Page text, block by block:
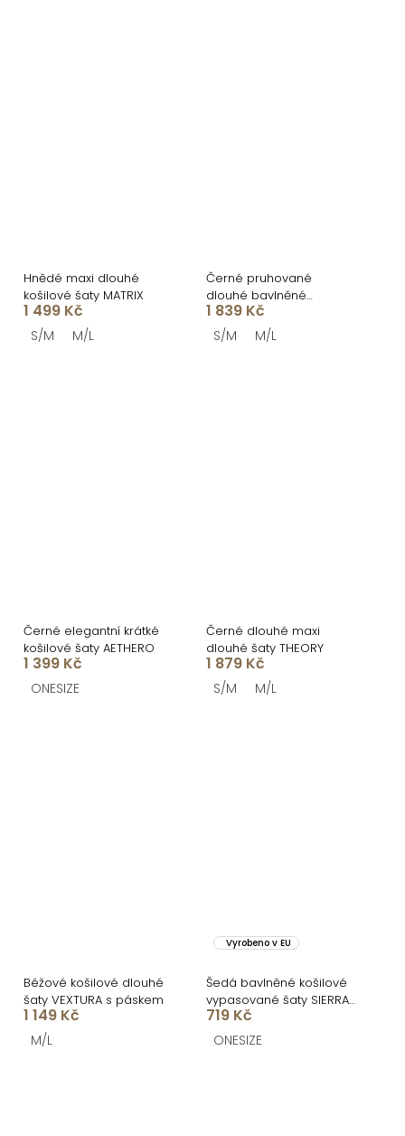
Hnědé maxi dlouhé
košilové šaty MATRIX
1 499 Kč
S/M M/L
Černé pruhované
dlouhé bavlněné
zavinovací šaty NATURE
1 839 Kč
S/M M/L
Černé elegantní krátké
košilové šaty AETHERO
1 399 Kč
ONESIZE
Černé dlouhé maxi
dlouhé šaty THEORY
1 879 Kč
S/M M/L
Béžové košilové dlouhé
šaty VEXTURA s páskem
1 149 Kč
M/L
Vyrobeno v EU
Šedá bavlněné košilové
vypasované šaty SIERRA
na knoflíky
719 Kč
ONESIZE